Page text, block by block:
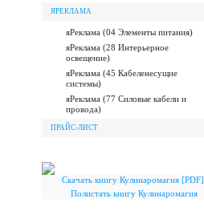
ЯРЕКЛАМА
яРеклама (04 Элементы питания)
яРеклама (28 Интерьерное
освещение)
яРеклама (45 Кабеленесущие
системы)
яРеклама (77 Силовые кабели и
провода)
ПРАЙС-ЛИСТ
Скачать книгу Кулинаромагия [PDF]
Полистать книгу Кулинаромагия